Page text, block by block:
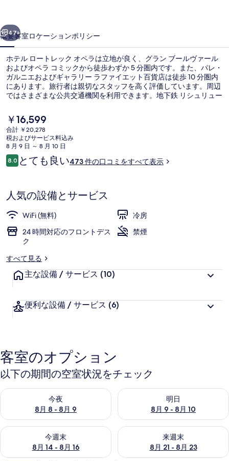
ッ
ク
オ
ペ
ラ
の
写
真
ギ
ラ
リ
ー
次へ
47+
概要客室ロケーションポリシー
ホテル ロートレック オペラは立地が良く、グラン ブールヴァール
およびオペラ コミックから徒歩わずか 5 分圏内です。また、パレ・
ガルニエおよびギャラリー ラファイエット百貨店は徒歩 10 分圏内
にあります。旅行者は親切なスタッフを高く評価しています。周辺
ではさまざまな公共交通機関を利用できます。地下鉄 リシュリュー
分です。
現
在
の
料
金
は
す
￥16,599
合計 ￥20,278
税およびサービス料込み
8 月 9 日 ～ 8 月 10 日
口
コ
8.010段階中8.0
とても良い473 件の口コミをすべて表示
人気の設備とサービス
WiFi (無料)
冷房
24 時間対応のフロントデス
ク
禁煙
すべて見る
主な設備 / サービス (10)
便利な設備 / サービス (6)
客室のオプション
以下の期間の空室状況をチェック
今夜
8月 8 - 8月 9
今夜 8月 8 - 8月 9 の空室状況をチェック
明日
8月 9 - 8月 10
明日 8月 9 - 8月 10 の空室状
今週末
8月 14 - 8月 16
今週末 8月 14 - 8月 16 の空室状況をチェック
来週末
8月 21 - 8月 23
来週末 8月 21 - 8月 23 の空室